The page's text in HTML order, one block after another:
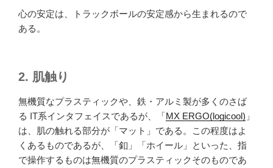
心の安定は、トラックボールの安定感から生まれるので
ある。
2. 肌触り
無機質なプラスティックや、鉄・アルミ製が多くのさば
る IT系インタフェイスであるが、「MX ERGO(logicool) 」
は、肌の触れる部分が「マット」である。この程度はよ
くあるものであるが、「釦」「ホイール」といった、指
で操作するものは無機質のプラスティックそのものであ